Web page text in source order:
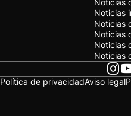
Noticias
Noticias
Noticias
Noticias
Noticias
Noticias
Política de privacidadAviso legal